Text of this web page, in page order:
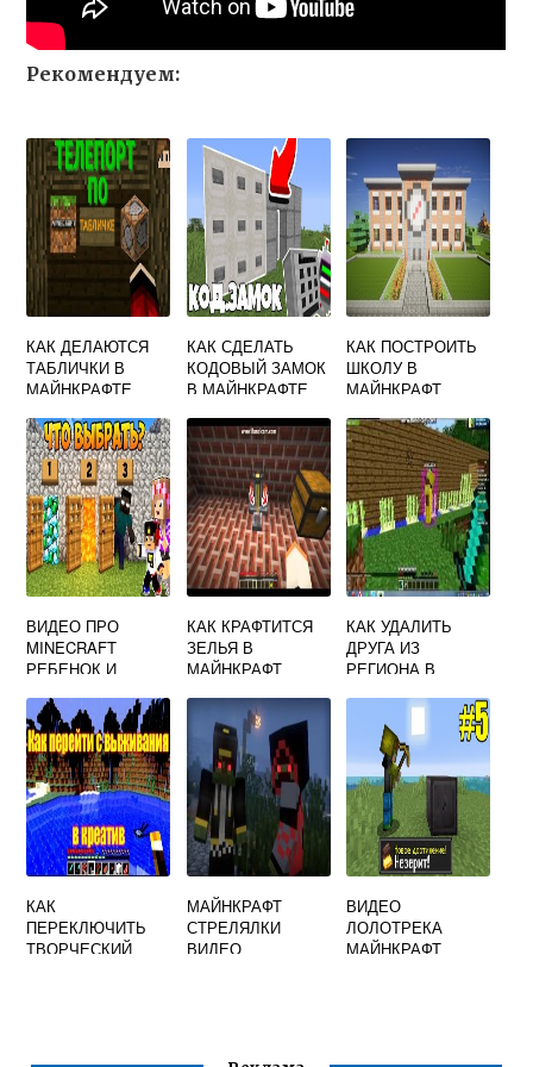
Рекомендуем:
КАК ДЕЛАЮТСЯ
ТАБЛИЧКИ В
МАЙНКРАФТЕ
КАК СДЕЛАТЬ
КОДОВЫЙ ЗАМОК
В МАЙНКРАФТЕ
КАК ПОСТРОИТЬ
ШКОЛУ В
МАЙНКРАФТ
ВИДЕО ПРО
MINECRAFT
РЕБЕНОК И
РУССКОЕ
КАК КРАФТИТСЯ
ЗЕЛЬЯ В
МАЙНКРАФТ
КАК УДАЛИТЬ
ДРУГА ИЗ
РЕГИОНА В
СЕРВЕРЕ
КАК
ПЕРЕКЛЮЧИТЬ
ТВОРЧЕСКИЙ
МАЙНКРАФТ
СТРЕЛЯЛКИ
ВИДЕО
ВИДЕО
ЛОЛОТРЕКА
МАЙНКРАФТ